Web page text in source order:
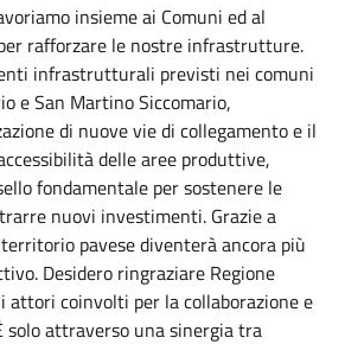
insieme ai Comuni ed al
rafforzare le nostre infrastrutture.
infrastrutturali previsti nei comuni
e San Martino Siccomario,
di nuove vie di collegamento e il
delle aree produttive,
fondamentale per sostenere le
nuovi investimenti. Grazie a
pavese diventerà ancora più
Desidero ringraziare Regione
attori coinvolti per la collaborazione e
solo attraverso una sinergia tra